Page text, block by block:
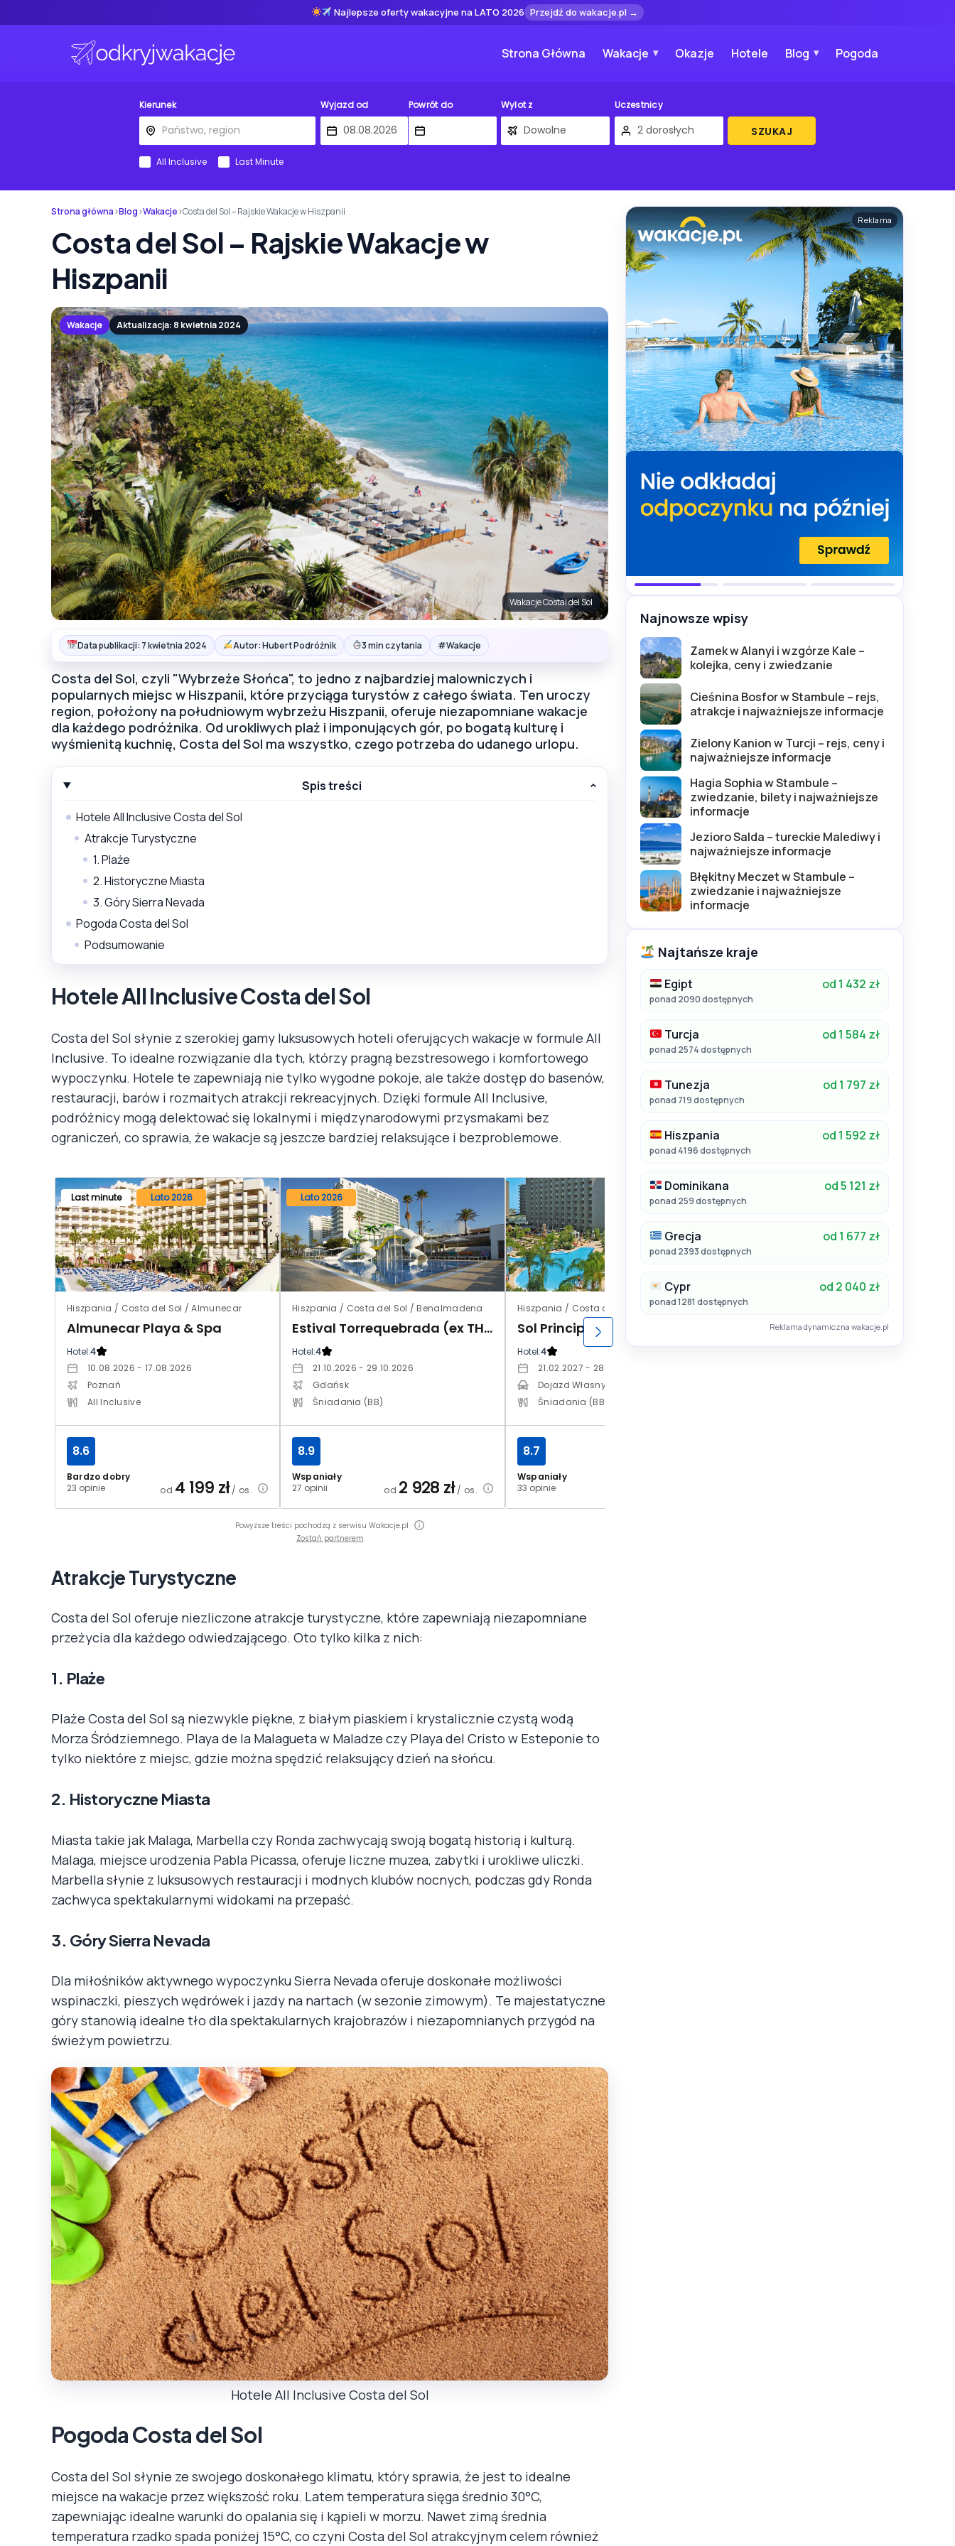
Najlepsze oferty wakacyjne na LATO 2026 Przejdź do wakacje.pl →
Strona Główna Wakacje Okazje Hotele Blog Pogoda
Kierunek Wyjazd od Powrót do Wylot z Uczestnicy
SZUKAJ
All Inclusive Last Minute
Strona główna›Blog›Wakacje›Costa del Sol – Rajskie Wakacje w Hiszpanii
Costa del Sol – Rajskie Wakacje w
Hiszpanii
Wakacje Aktualizacja: 8 kwietnia 2024
Wakacje Costal del Sol
Data publikacji: 7 kwietnia 2024 Autor: Hubert Podróżnik 3 min czytania #Wakacje
Costa del Sol, czyli "Wybrzeże Słońca", to jedno z najbardziej malowniczych i
popularnych miejsc w Hiszpanii, które przyciąga turystów z całego świata. Ten uroczy
region, położony na południowym wybrzeżu Hiszpanii, oferuje niezapomniane wakacje
dla każdego podróżnika. Od urokliwych plaż i imponujących gór, po bogatą kulturę i
wyśmienitą kuchnię, Costa del Sol ma wszystko, czego potrzeba do udanego urlopu.
Spis treści
Hotele All Inclusive Costa del Sol
Atrakcje Turystyczne
1. Plaże
2. Historyczne Miasta
3. Góry Sierra Nevada
Pogoda Costa del Sol
Podsumowanie
Hotele All Inclusive Costa del Sol
Costa del Sol słynie z szerokiej gamy luksusowych hoteli oferujących wakacje w formule All
Inclusive. To idealne rozwiązanie dla tych, którzy pragną bezstresowego i komfortowego
wypoczynku. Hotele te zapewniają nie tylko wygodne pokoje, ale także dostęp do basenów,
restauracji, barów i rozmaitych atrakcji rekreacyjnych. Dzięki formule All Inclusive,
podróżnicy mogą delektować się lokalnymi i międzynarodowymi przysmakami bez
ograniczeń, co sprawia, że wakacje są jeszcze bardziej relaksujące i bezproblemowe.
Last minute Lato 2026
Hiszpania / Costa del Sol / Almunecar
Almunecar Playa & Spa
Hotel:4
10.08.2026 - 17.08.2026
Poznań
All Inclusive
Bardzo dobry
23 opinie
8.6
od 4 199 zł/ os.
Lato 2026
Hiszpania / Costa del Sol / Benalmadena
Estival Torrequebrada (ex THB)
Hotel:4
21.10.2026 - 29.10.2026
Gdańsk
Śniadania (BB)
Wspaniały
27 opinii
8.9
od 2 928 zł/ os.
Hiszpania / Costa del Sol / Torremolinos
Sol Principe
Hotel:4
21.02.2027 - 28.02.2027
Dojazd Własny
Śniadania (BB)
Wspaniały
33 opinie
8.7
Hiszpania / Costa del Sol / Benalmadena
Best Siroco
Powyższe treści pochodzą z serwisu Wakacje.pl
Zostań partnerem
Atrakcje Turystyczne
Costa del Sol oferuje niezliczone atrakcje turystyczne, które zapewniają niezapomniane
przeżycia dla każdego odwiedzającego. Oto tylko kilka z nich:
1. Plaże
Plaże Costa del Sol są niezwykle piękne, z białym piaskiem i krystalicznie czystą wodą
Morza Śródziemnego. Playa de la Malagueta w Maladze czy Playa del Cristo w Esteponie to
tylko niektóre z miejsc, gdzie można spędzić relaksujący dzień na słońcu.
2. Historyczne Miasta
Miasta takie jak Malaga, Marbella czy Ronda zachwycają swoją bogatą historią i kulturą.
Malaga, miejsce urodzenia Pabla Picassa, oferuje liczne muzea, zabytki i urokliwe uliczki.
Marbella słynie z luksusowych restauracji i modnych klubów nocnych, podczas gdy Ronda
zachwyca spektakularnymi widokami na przepaść.
3. Góry Sierra Nevada
Dla miłośników aktywnego wypoczynku Sierra Nevada oferuje doskonałe możliwości
wspinaczki, pieszych wędrówek i jazdy na nartach (w sezonie zimowym). Te majestatyczne
góry stanowią idealne tło dla spektakularnych krajobrazów i niezapomnianych przygód na
świeżym powietrzu.
Hotele All Inclusive Costa del Sol
Pogoda Costa del Sol
Costa del Sol słynie ze swojego doskonałego klimatu, który sprawia, że jest to idealne
miejsce na wakacje przez większość roku. Latem temperatura sięga średnio 30°C,
zapewniając idealne warunki do opalania się i kąpieli w morzu. Nawet zimą średnia
temperatura rzadko spada poniżej 15°C, co czyni Costa del Sol atrakcyjnym celem również
Reklama
Najnowsze wpisy
Zamek w Alanyi i wzgórze Kale –
kolejka, ceny i zwiedzanie
Cieśnina Bosfor w Stambule – rejs,
atrakcje i najważniejsze informacje
Zielony Kanion w Turcji – rejs, ceny i
najważniejsze informacje
Hagia Sophia w Stambule –
zwiedzanie, bilety i najważniejsze
informacje
Jezioro Salda – tureckie Malediwy i
najważniejsze informacje
Błękitny Meczet w Stambule –
zwiedzanie i najważniejsze
informacje
Najtańsze kraje
Egipt od 1 432 zł
ponad 2090 dostępnych
Turcja od 1 584 zł
ponad 2574 dostępnych
Tunezja od 1 797 zł
ponad 719 dostępnych
Hiszpania od 1 592 zł
ponad 4196 dostępnych
Dominikana od 5 121 zł
ponad 259 dostępnych
Grecja od 1 677 zł
ponad 2393 dostępnych
Cypr od 2 040 zł
ponad 1281 dostępnych
Reklama dynamiczna wakacje.pl